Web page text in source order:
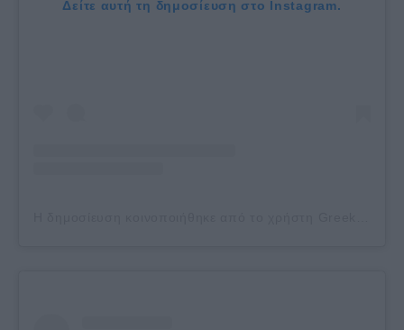
Δείτε αυτή τη δημοσίευση στο Instagram.